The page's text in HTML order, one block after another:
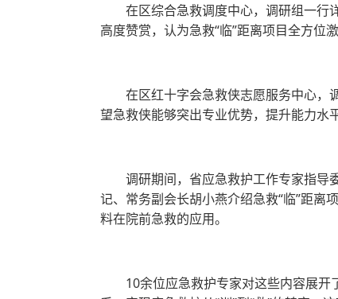
在区综合急救调度中心，调研组一行
高度赞赏，认为急救“临”距离项目全方位
在区红十字会急救侠志愿服务中心，
望急救侠能够突出专业优势，提升能力水
调研期间，省应急救护工作专家指导
记、常务副会长胡小燕介绍急救“临”距离
料在院前急救的应用。
10余位应急救护专家对这些内容展开